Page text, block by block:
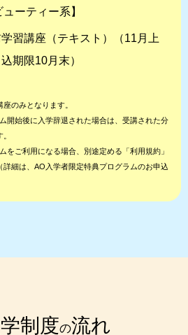
ューティー系】
習講座（テキスト）（11月上
期限10月末）
のみとなります。
開始後に入学辞退された場合は、受講された分
をご利用になる場合、別途定める「利用規約」
詳細は、AO入学者限定特典プログラムのお申込
制度の流れ